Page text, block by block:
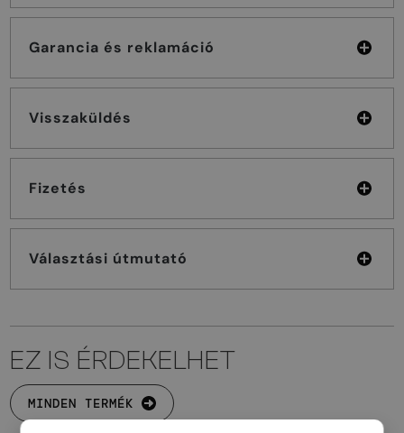
Garancia és reklamáció
Visszaküldés
Fizetés
Választási útmutató
EZ IS ÉRDEKELHET
MINDEN TERMÉK